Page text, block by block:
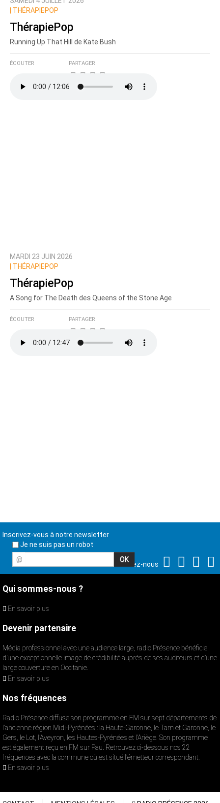
THÉRAPIEPOP
ThérapiePop
Running Up That Hill de Kate Bush
ÉCOUTER PARTAGER
MARDI 23 JUIN 2026
THÉRAPIEPOP
ThérapiePop
A Song for The Death des Queens of the Stone Age
ÉCOUTER PARTAGER
Inscrivez-vous à notre newsletter
Je ne suis pas un robot
@
Suivez-nous
Qui sommes-nous ?
En savoir plus
Devenir partenaire
Média professionnel avec une audience large, radio Présence bénéficie
d’une exceptionnelle image de crédibilité auprès de ses auditeurs et d’une
large couverture en Occitanie.
En savoir plus
Nos fréquences
Radio Présence diffuse son programme en FM sur sept départements de
l’ancienne région Midi-Pyrénées : la Haute-Garonne, le Tarn et Garonne, le
Gers, le Lot, l’Aveyron, les Hautes-Pyrénées et l’Ariège. Son programme
est également reçu en FM sur Pau. Retrouvez ci-dessous nos 22
fréquences avec la commune où est situé l’émetteur correspondant.
En savoir plus